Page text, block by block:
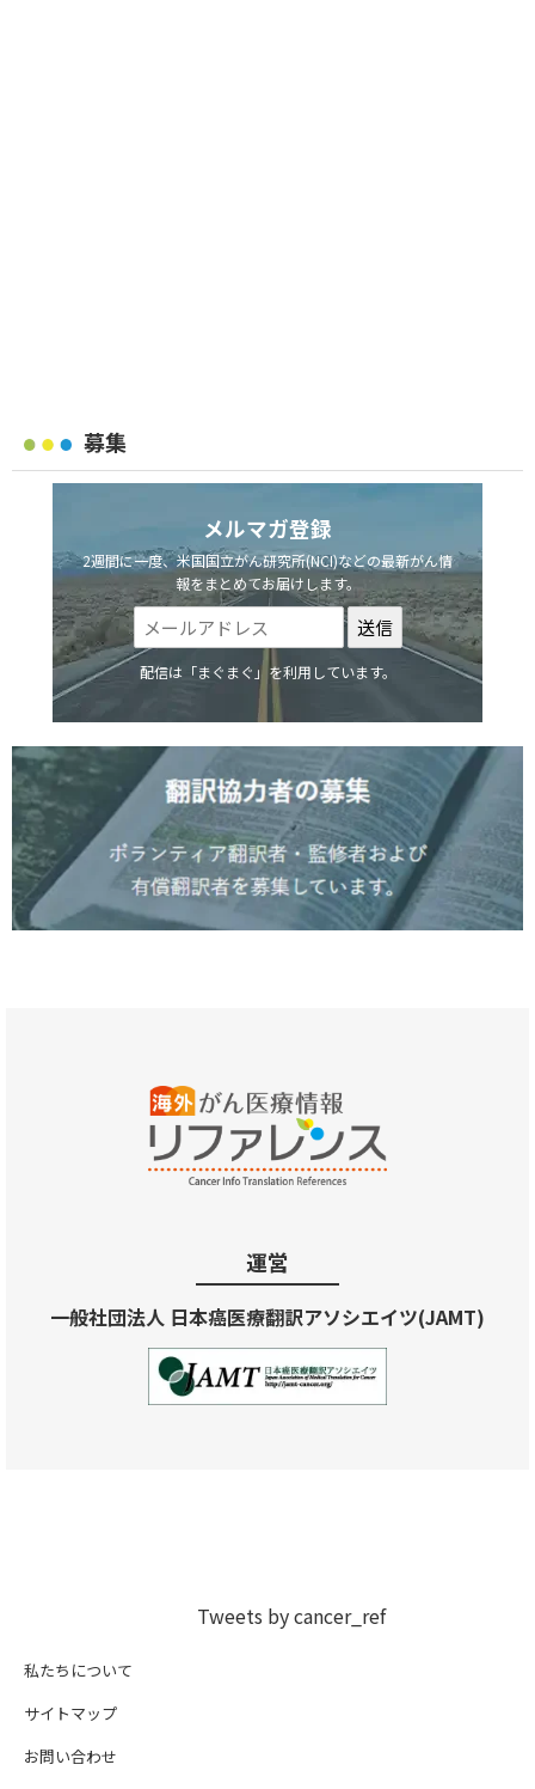
募集
メルマガ登録
2週間に一度、米国国立がん研究所(NCI)などの最新がん情
報をまとめてお届けします。
配信は「まぐまぐ」を利用しています。
運営
一般社団法人 日本癌医療翻訳アソシエイツ(JAMT)
Tweets by cancer_ref
私たちについて
サイトマップ
お問い合わせ